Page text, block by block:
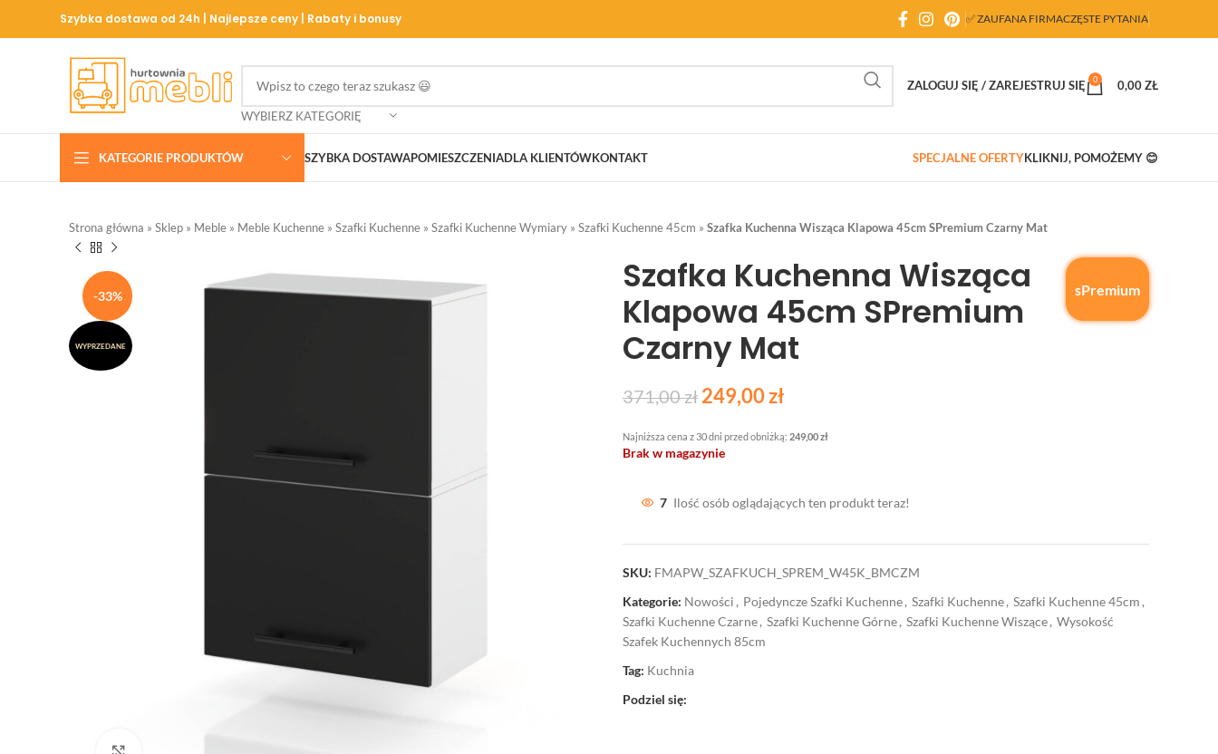
Szybka dostawa od 24h | Najlepsze ceny | Rabaty i bonusy ✅ ZAUFANA FIRMACZĘSTE PYTANIA
WYBIERZ KATEGORIĘ
ZALOGUJ SIĘ / ZAREJESTRUJ SIĘ 0 0,00ZŁ
KATEGORIE PRODUKTÓW SZYBKA DOSTAWAPOMIESZCZENIADLA KLIENTÓWKONTAKT SPECJALNE OFERTYKLIKNIJ, POMOŻEMY 😊
Strona główna » Sklep » Meble » Meble Kuchenne » Szafki Kuchenne » Szafki Kuchenne Wymiary » Szafki Kuchenne 45cm » Szafka Kuchenna Wisząca Klapowa 45cm SPremium Czarny Mat
-33%
WYPRZEDANE
sPremium
Szafka Kuchenna Wisząca
Klapowa 45cm SPremium
Czarny Mat
371,00zł 249,00zł
Najniższa cena z 30 dni przed obniżką: 249,00zł
Brak w magazynie
7 Ilość osób oglądających ten produkt teraz!
SKU: FMAPW_SZAFKUCH_SPREM_W45K_BMCZM
Kategorie: Nowości , Pojedyncze Szafki Kuchenne, Szafki Kuchenne, Szafki Kuchenne 45cm ,
Szafki Kuchenne Czarne, Szafki Kuchenne Górne, Szafki Kuchenne Wiszące, Wysokość
Szafek Kuchennych 85cm
Tag: Kuchnia
Podziel się: